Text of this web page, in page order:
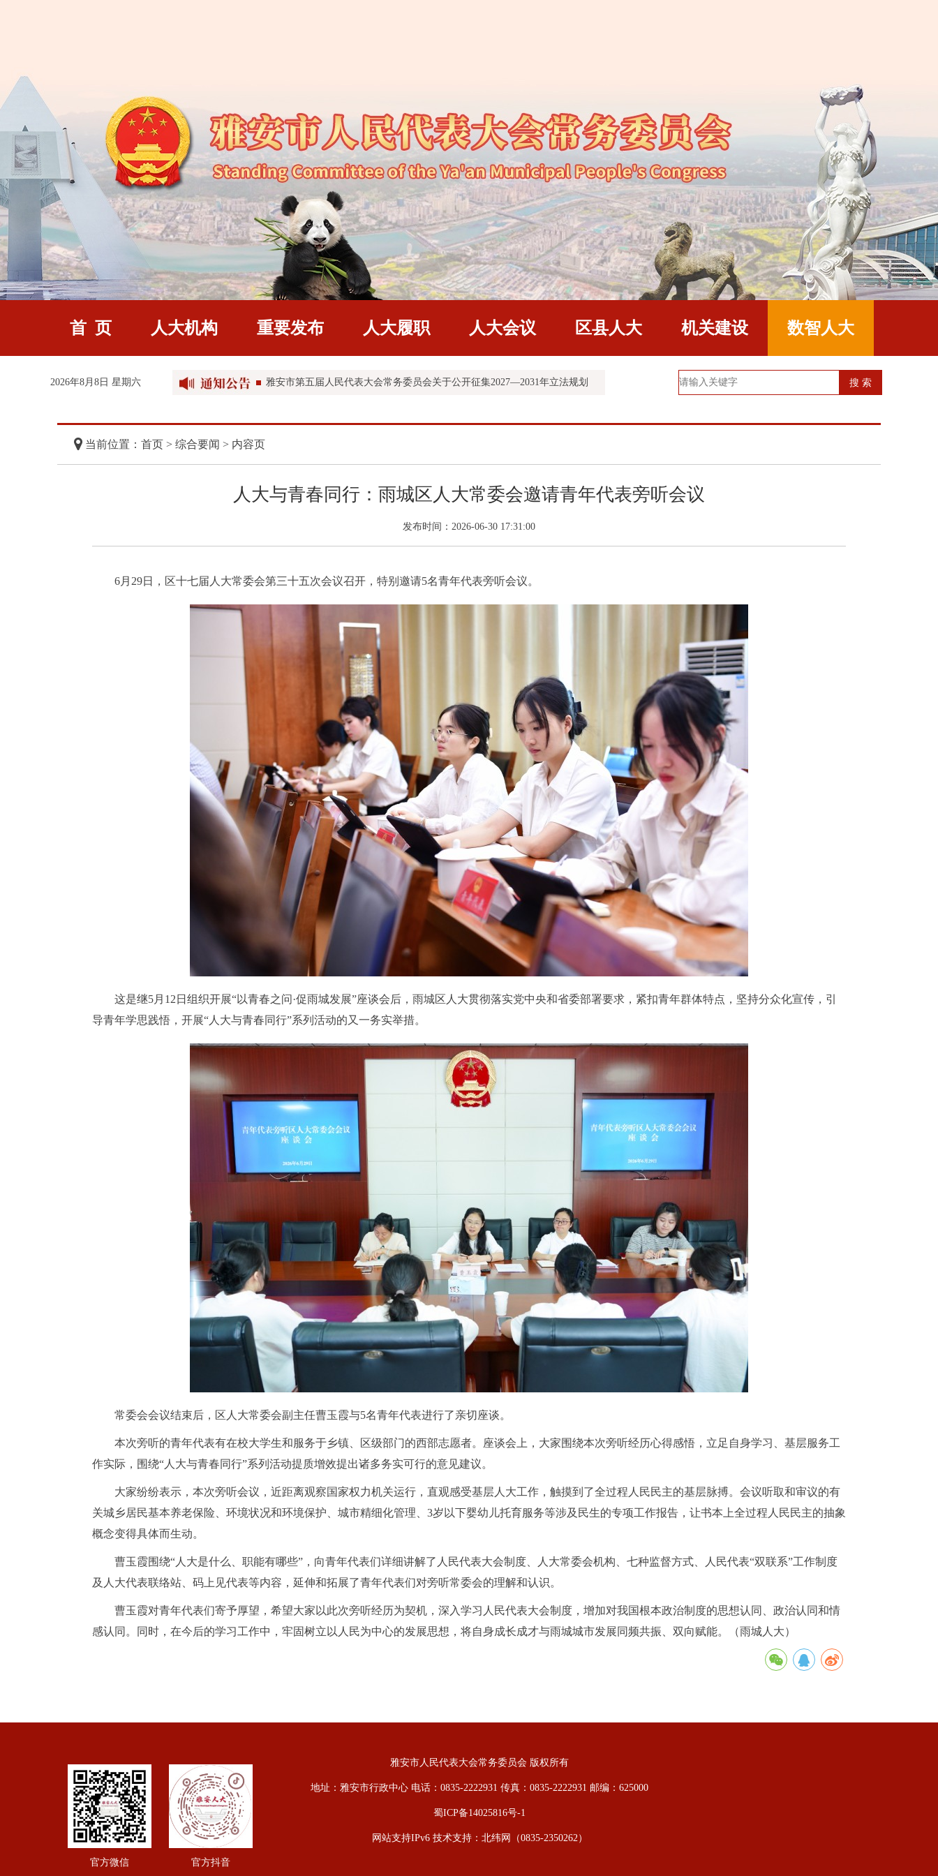
首 页 人大机构 重要发布 人大履职 人大会议 区县人大 机关建设 数智人大
2026年8月8日 星期六
雅安市人大常委会办公室关于公民旁听市五届人大常委会第四十一次会议的
雅安市人民代表大会常务委员会法制工作委员会关于2025年规范性文件备案
雅安市人民代表大会常务委员会2026年度代表工作计划
雅安市人民代表大会常务委员会2026年度监督工作计划
雅安市第五届人民代表大会常务委员会关于公开征集2027—2031年立法规划
雅安市第五届人民代表大会第五次会议公告（第六号）
当前位置：首页 > 综合要闻 > 内容页
人大与青春同行：雨城区人大常委会邀请青年代表旁听会议
发布时间：2026-06-30 17:31:00
6月29日，区十七届人大常委会第三十五次会议召开，特别邀请5名青年代表旁听会议。
这是继5月12日组织开展“以青春之问·促雨城发展”座谈会后，雨城区人大贯彻落实党中央和省委部署要求，紧扣青年群体特点，坚持分众化宣传，引
导青年学思践悟，开展“人大与青春同行”系列活动的又一务实举措。
常委会会议结束后，区人大常委会副主任曹玉霞与5名青年代表进行了亲切座谈。
本次旁听的青年代表有在校大学生和服务于乡镇、区级部门的西部志愿者。座谈会上，大家围绕本次旁听经历心得感悟，立足自身学习、基层服务工
作实际，围绕“人大与青春同行”系列活动提质增效提出诸多务实可行的意见建议。
大家纷纷表示，本次旁听会议，近距离观察国家权力机关运行，直观感受基层人大工作，触摸到了全过程人民民主的基层脉搏。会议听取和审议的有
关城乡居民基本养老保险、环境状况和环境保护、城市精细化管理、 3岁以下婴幼儿托育服务等涉及民生的专项工作报告，让书本上全过程人民民主的抽象
概念变得具体而生动。
曹玉霞围绕“人大是什么、职能有哪些”，向青年代表们详细讲解了人民代表大会制度、人大常委会机构、七种监督方式、人民代表“双联系”工作制度
及人大代表联络站、码上见代表等内容，延伸和拓展了青年代表们对旁听常委会的理解和认识。
曹玉霞对青年代表们寄予厚望，希望大家以此次旁听经历为契机，深入学习人民代表大会制度，增加对我国根本政治制度的思想认同、政治认同和情
感认同。同时，在今后的学习工作中，牢固树立以人民为中心的发展思想，将自身成长成才与雨城城市发展同频共振、双向赋能。（雨城人大）
官方微信 官方抖音
雅安市人民代表大会常务委员会 版权所有
地址：雅安市行政中心 电话：0835-2222931 传真：0835-2222931 邮编：625000
蜀ICP备14025816号-1
网站支持IPv6 技术支持： 北纬网 （0835-2350262）